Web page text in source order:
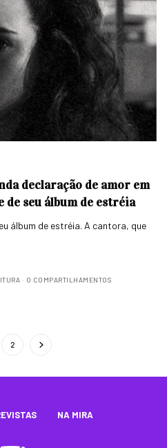
declaração de amor em
de seu álbum de estréia
álbum de estréia. A cantora, que
0 COMPARTILHAMENTOS
2
NA MIRA